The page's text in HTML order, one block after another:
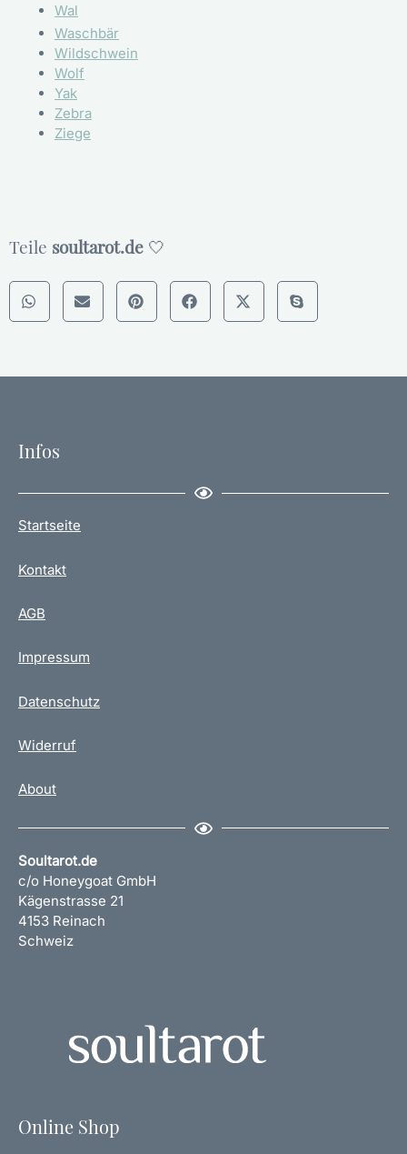
Wal
Waschbär
Wildschwein
Wolf
Yak
Zebra
Ziege
Teile soultarot.de 🤍
Infos
Startseite
Kontakt
AGB
Impressum
Datenschutz
Widerruf
About
Soultarot.de
c/o Honeygoat GmbH
Kägenstrasse 21
4153 Reinach
Schweiz
Online Shop